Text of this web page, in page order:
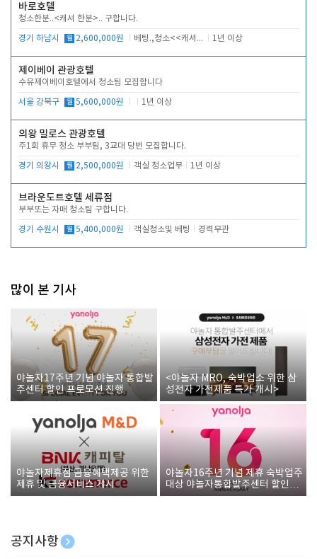
바로호텔
청소한분..<캐셔 한분>.. 구합니다.
경기 하남시 월 2,600,000원 베팅.,청소<<캐셔 모셔봅니다. 1년 이상
제이베이 관광호텔
수유제이베이호텔에서 청소팀 모집합니다
서울 강북구 월 5,600,000원 1년 이상
의왕 밀로스 관광호텔
주1회 휴무 청소 부부팀, 3교대 당번 모집합니다.
경기 의왕시 월 2,500,000원 객실 청소업무 1년 이상
브라운도트호텔 세류점
부부또는 자매 청소팀 구합니다.
경기 수원시 월 5,400,000원 객실청소및 베팅 경력무관
많이 본 기사
야놀자17주년 기념 야놀자 통합발
주센터 할인 프로모션 진행
<야놀자 MRO, 숙박업소 위한 삼
성전자 가전제품 특가 개시>
야놀자제휴점 금융혜택제공 위한
제휴 및 금융서비스 게시
야놀자16주년 기념 제휴 숙박업주
대상 야놀자통합발주센터 할인쿠
폰 증정
공지사항
[호텔업] 개인정보 처리방침 개정본1 (19.09.02)